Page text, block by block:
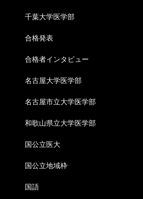
千葉大学医学部
合格発表
合格者インタビュー
名古屋大学医学部
名古屋市立大学医学部
和歌山県立大学医学部
国公立医大
国公立地域枠
国語